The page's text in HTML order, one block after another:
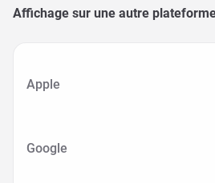
Affichage sur une autre
Apple
Google